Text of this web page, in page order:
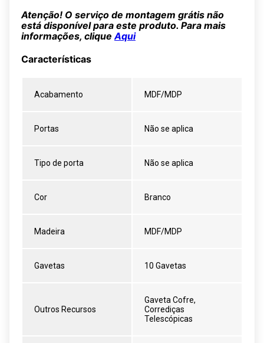
Atenção! O serviço de montagem grátis não
está disponível para este produto. Para mais
informações, clique Aqui
Características
Acabamento MDF/MDP
Portas Não se aplica
Tipo de porta Não se aplica
Cor Branco
Madeira MDF/MDP
Gavetas 10 Gavetas
Outros Recursos
Gaveta Cofre,
Corrediças
Telescópicas